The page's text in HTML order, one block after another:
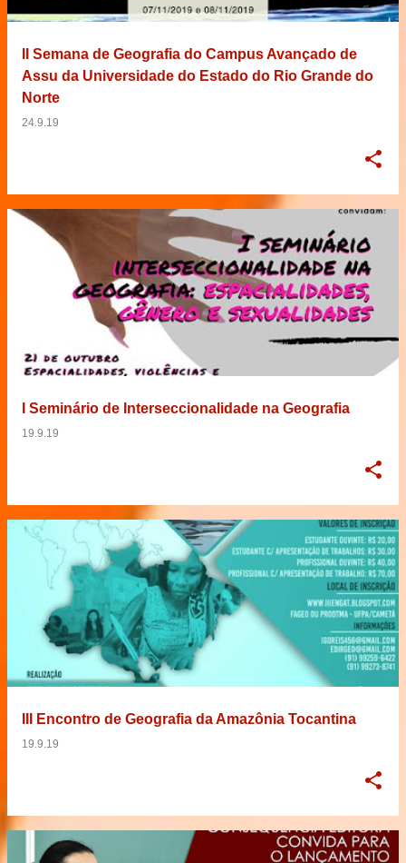
II Semana de Geografia do Campus Avançado de
Assu da Universidade do Estado do Rio Grande do
Norte
24.9.19
I Seminário de Interseccionalidade na Geografia
19.9.19
III Encontro de Geografia da Amazônia Tocantina
19.9.19